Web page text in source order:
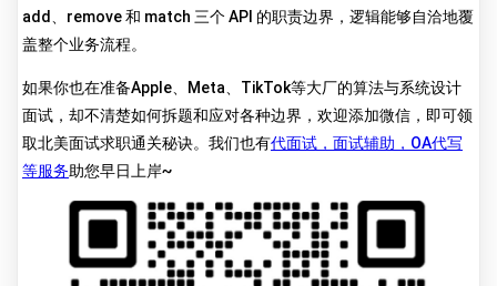
add、remove 和 match 三个 API 的职责边界，逻辑能够自洽地覆
盖整个业务流程。
如果你也在准备Apple、Meta、TikTok等大厂的算法与系统设计
面试，却不清楚如何拆题和应对各种边界，欢迎添加微信，即可领
取北美面试求职通关秘诀。我们也有代面试，面试辅助，OA代写
等服务助您早日上岸~